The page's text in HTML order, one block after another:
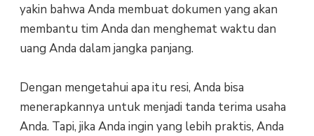
yakin bahwa Anda membuat dokumen yang akan
membantu tim Anda dan menghemat waktu dan
uang Anda dalam jangka panjang.
Dengan mengetahui apa itu resi, Anda bisa
menerapkannya untuk menjadi tanda terima usaha
Anda. Tapi, jika Anda ingin yang lebih praktis, Anda